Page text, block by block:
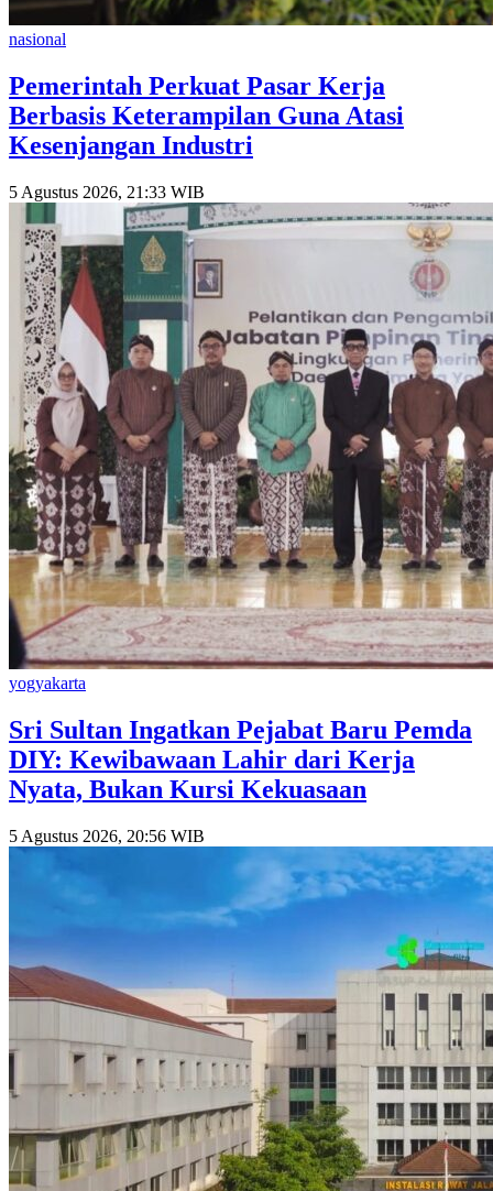
nasional
Pemerintah Perkuat Pasar Kerja
Berbasis Keterampilan Guna Atasi
Kesenjangan Industri
5 Agustus 2026, 21:33 WIB
yogyakarta
Sri Sultan Ingatkan Pejabat Baru Pemda
DIY: Kewibawaan Lahir dari Kerja
Nyata, Bukan Kursi Kekuasaan
5 Agustus 2026, 20:56 WIB